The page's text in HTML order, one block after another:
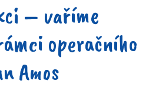
– vaříme
operačního
Amos